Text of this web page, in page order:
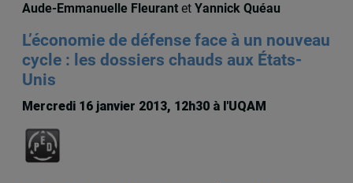
Aude-Emmanuelle Fleurantet Yannick Quéau
L’économie de défense face à un nouveau
cycle : les dossiers chauds aux États-
Unis
Mercredi 16 janvier 2013, 12h30 à l'UQAM